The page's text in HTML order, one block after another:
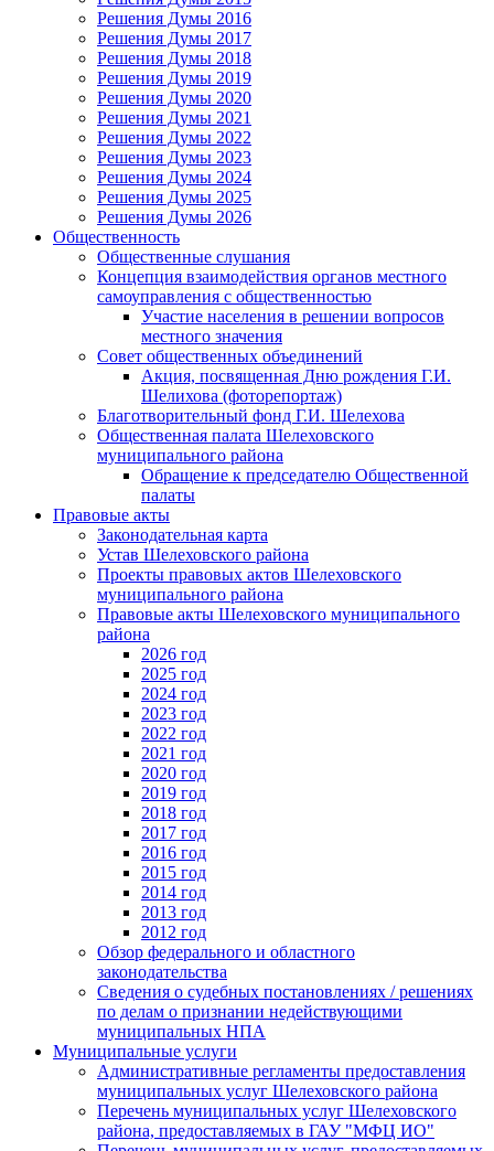
Решения Думы 2016
Решения Думы 2017
Решения Думы 2018
Решения Думы 2019
Решения Думы 2020
Решения Думы 2021
Решения Думы 2022
Решения Думы 2023
Решения Думы 2024
Решения Думы 2025
Решения Думы 2026
Общественность
Общественные слушания
Концепция взаимодействия органов местного
самоуправления с общественностью
Участие населения в решении вопросов
местного значения
Совет общественных объединений
Акция, посвященная Дню рождения Г.И.
Шелихова (фоторепортаж)
Благотворительный фонд Г.И. Шелехова
Общественная палата Шелеховского
муниципального района
Обращение к председателю Общественной
палаты
Правовые акты
Законодательная карта
Устав Шелеховского района
Проекты правовых актов Шелеховского
муниципального района
Правовые акты Шелеховского муниципального
района
2026 год
2025 год
2024 год
2023 год
2022 год
2021 год
2020 год
2019 год
2018 год
2017 год
2016 год
2015 год
2014 год
2013 год
2012 год
Обзор федерального и областного
законодательства
Сведения о судебных постановлениях / решениях
по делам о признании недействующими
муниципальных НПА
Муниципальные услуги
Административные регламенты предоставления
муниципальных услуг Шелеховского района
Перечень муниципальных услуг Шелеховского
района, предоставляемых в ГАУ "МФЦ ИО"